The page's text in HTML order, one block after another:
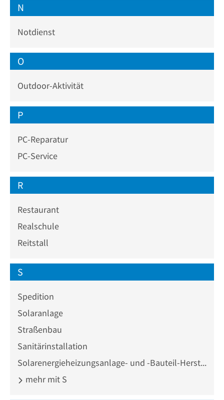
N
Notdienst
O
Outdoor-Aktivität
P
PC-Reparatur
PC-Service
R
Restaurant
Realschule
Reitstall
S
Spedition
Solaranlage
Straßenbau
Sanitärinstallation
Solarenergieheizungsanlage- und -Bauteil-Hersteller
mehr mit S